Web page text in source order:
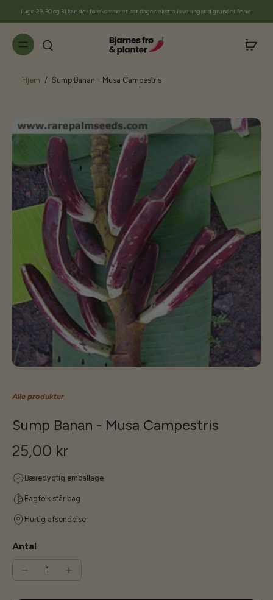
I uge 29, 30 og 31 kan der forekomme et par dages ekstra leveringstid grundet ferie.
Hjem / Sump Banan - Musa Campestris
Alle produkter
Sump Banan - Musa Campestris
25,00 kr
Bæredygtig emballage
Fagfolk står bag
Hurtig afsendelse
Antal